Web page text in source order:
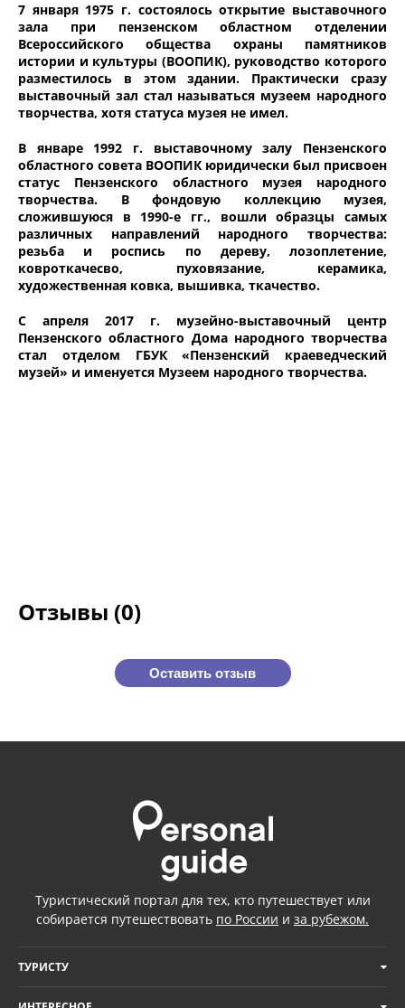
7 января 1975 г. состоялось открытие выставочного
зала при пензенском областном отделении
Всероссийского общества охраны памятников
истории и культуры (ВООПИК), руководство которого
разместилось в этом здании. Практически сразу
выставочный зал стал называться музеем народного
творчества, хотя статуса музея не имел.
В январе 1992 г. выставочному залу Пензенского
областного совета ВООПИК юридически был присвоен
статус Пензенского областного музея народного
творчества. В фондовую коллекцию музея,
сложившуюся в 1990-е гг., вошли образцы самых
различных направлений народного творчества:
резьба и роспись по дереву, лозоплетение,
ковроткачесво, пуховязание, керамика,
художественная ковка, вышивка, ткачество.
С апреля 2017 г. музейно-выставочный центр
Пензенского областного Дома народного творчества
стал отделом ГБУК «Пензенский краеведческий
музей» и именуется Музеем народного творчества.
Отзывы (0)
Оставить отзыв
Туристический портал для тех, кто путешествует или
собирается путешествовать по России и за рубежом.
ТУРИСТУ